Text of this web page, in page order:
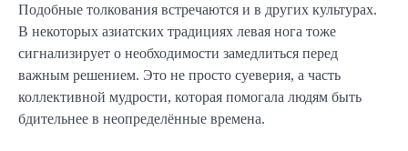
Подобные толкования встречаются и в других культурах.
В некоторых азиатских традициях левая нога тоже
сигнализирует о необходимости замедлиться перед
важным решением. Это не просто суеверия, а часть
коллективной мудрости, которая помогала людям быть
бдительнее в неопределённые времена.